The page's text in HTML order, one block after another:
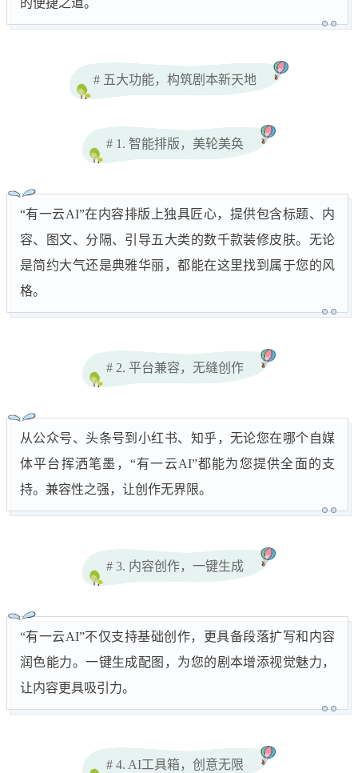
的便捷之道。
# 五大功能，构筑剧本新天地
# 1. 智能排版，美轮美奂
“有一云AI”在内容排版上独具匠心，提供包含标题、内
容、图文、分隔、引导五大类的数千款装修皮肤。无论
是简约大气还是典雅华丽，都能在这里找到属于您的风
格。
# 2. 平台兼容，无缝创作
从公众号、头条号到小红书、知乎，无论您在哪个自媒
体平台挥洒笔墨，“有一云AI”都能为您提供全面的支
持。兼容性之强，让创作无界限。
# 3. 内容创作，一键生成
“有一云AI”不仅支持基础创作，更具备段落扩写和内容
润色能力。一键生成配图，为您的剧本增添视觉魅力，
让内容更具吸引力。
# 4. AI工具箱，创意无限